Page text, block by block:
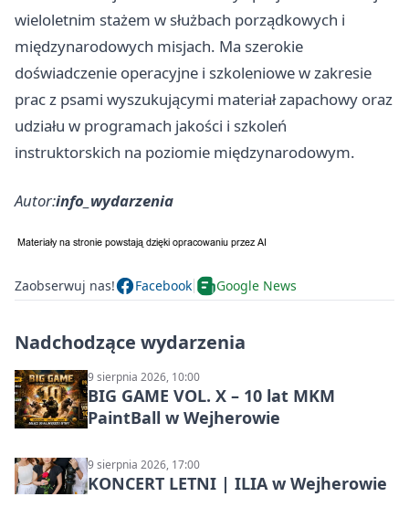
wieloletnim stażem w służbach porządkowych i
międzynarodowych misjach. Ma szerokie
doświadczenie operacyjne i szkoleniowe w zakresie
prac z psami wyszukującymi materiał zapachowy oraz
udziału w programach jakości i szkoleń
instruktorskich na poziomie międzynarodowym.
Autor:info_wydarzenia
Zaobserwuj nas! Facebook Google News
Nadchodzące wydarzenia
9 sierpnia 2026, 10:00
BIG GAME VOL. X – 10 lat MKM
PaintBall w Wejherowie
9 sierpnia 2026, 17:00
KONCERT LETNI | ILIA w Wejherowie